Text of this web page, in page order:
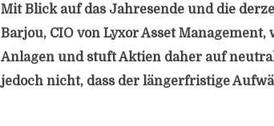
Mit Blick auf das Jahresende und die
Barjou, CIO von Lyxor Asset
Anlagen und stuft Aktien daher auf
jedoch nicht, dass der längerfristige